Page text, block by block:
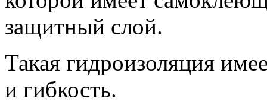
защитный слой.
Такая гидроизоляция
и гибкость.